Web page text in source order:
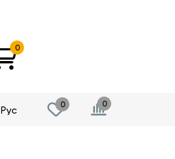
0
Рус
0 0